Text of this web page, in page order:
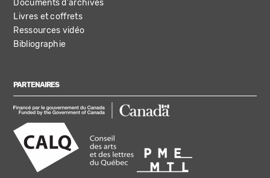
Documents d'archives
Livres et coffrets
Ressources vidéo
Bibliographie
PARTENAIRES